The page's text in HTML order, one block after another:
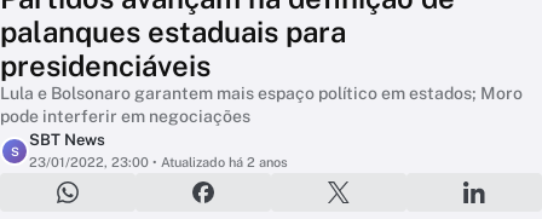
palanques estaduais para
presidenciáveis
Lula e Bolsonaro garantem mais espaço político em estados; Moro
pode interferir em negociações
S
SBT News
23/01/2022, 23:00 • Atualizado há 2 anos